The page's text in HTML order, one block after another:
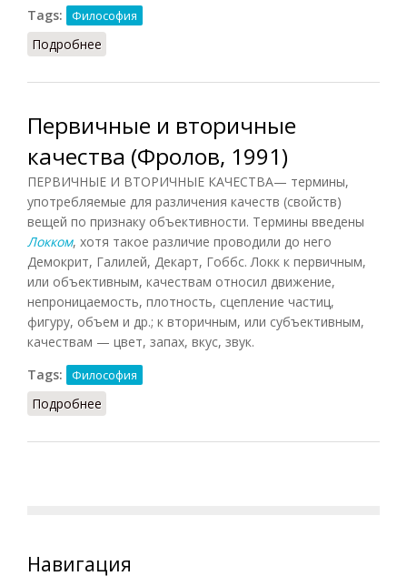
Tags:
Философия
Подробнее
Первичные и вторичные
качества (Фролов, 1991)
ПЕРВИЧНЫЕ И ВТОРИЧНЫЕ КАЧЕСТВА— термины,
употребляемые для различения качеств (свойств)
вещей по признаку объективности. Термины введены
Локком, хотя такое различие проводили до него
Демокрит, Галилей, Декарт, Гоббс. Локк к первичным,
или объективным, качествам относил движение,
непроницаемость, плотность, сцепление частиц,
фигуру, объем и др.; к вторичным, или субъективным,
качествам — цвет, запах, вкус, звук.
Tags:
Философия
Подробнее
Навигация